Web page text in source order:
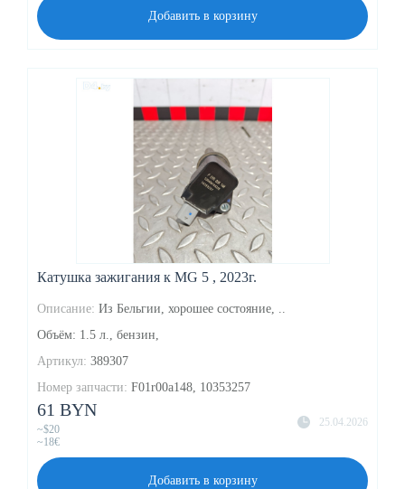
Добавить в корзину
Катушка зажигания к MG 5 , 2023г.
Описание: Из Бельгии, хорошее состояние, ..
Объём: 1.5 л., бензин,
Артикул: 389307
Номер запчасти: F01r00a148, 10353257
25.04.2026
61 BYN
~$20
~18€
Добавить в корзину